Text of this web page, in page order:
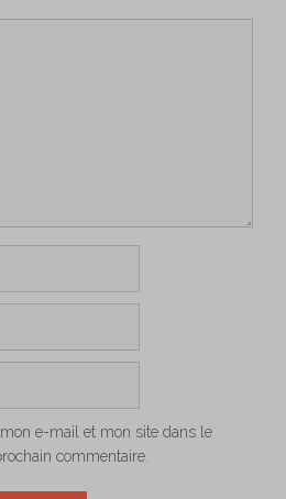
e-mail et mon site dans le
commentaire.